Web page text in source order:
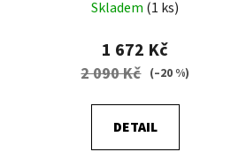
Skladem (1 ks)
1 672 Kč
2 090 Kč (–20 %)
DETAIL